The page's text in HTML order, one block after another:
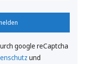
google reCaptcha
und